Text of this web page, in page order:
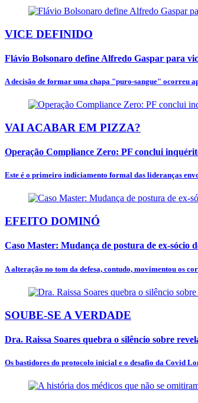
VICE DEFINIDO
Flávio Bolsonaro define Alfredo Gaspar para
A decisão de formar uma chapa "puro-sangue" ocorreu
VAI ACABAR EM PIZZA?
Operação Compliance Zero: PF conclui
Este é o primeiro indiciamento formal das lideranças
EFEITO DOMINÓ
Caso Master: Mudança de postura de ex-sócio
A alteração no tom da defesa, contudo, movimentou os
SOUBE-SE A VERDADE
Dra. Raissa Soares quebra o silêncio sobre
Os bastidores do protocolo inicial e o desafio da Covid